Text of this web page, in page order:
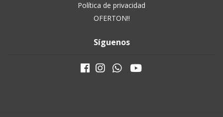
Política de privacidad
OFERTON!!
Síguenos